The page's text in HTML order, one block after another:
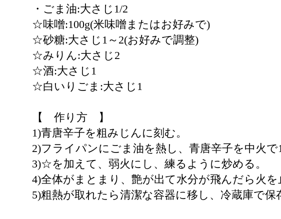
・ごま油:大さじ1/2
☆味噌:100g(米味噌またはお好みで)
☆砂糖:大さじ1～2(お好みで調整)
☆みりん:大さじ2
☆酒:大さじ1
☆白いりごま:大さじ1
【 作り方 】
1)青唐辛子を粗みじんに刻む。
2)フライパンにごま油を熱し、青唐辛子を中火で
3)☆を加えて、弱火にし、練るように炒める。
4)全体がまとまり、艶が出て水分が飛んだら火を
5)粗熱が取れたら清潔な容器に移し、冷蔵庫で保